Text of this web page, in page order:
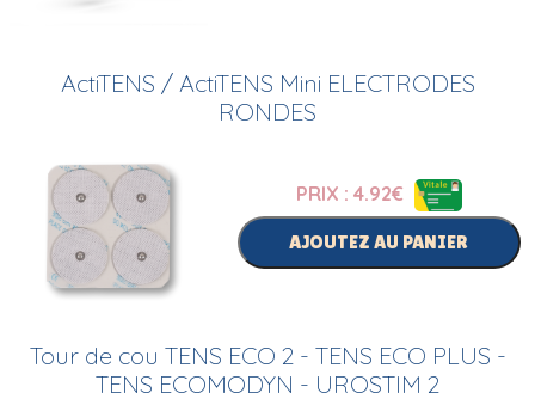
ActiTENS / ActiTENS Mini ELECTRODES
RONDES
PRIX : 4.92€
AJOUTEZ AU PANIER
Tour de cou TENS ECO 2 - TENS ECO PLUS -
TENS ECOMODYN - UROSTIM 2